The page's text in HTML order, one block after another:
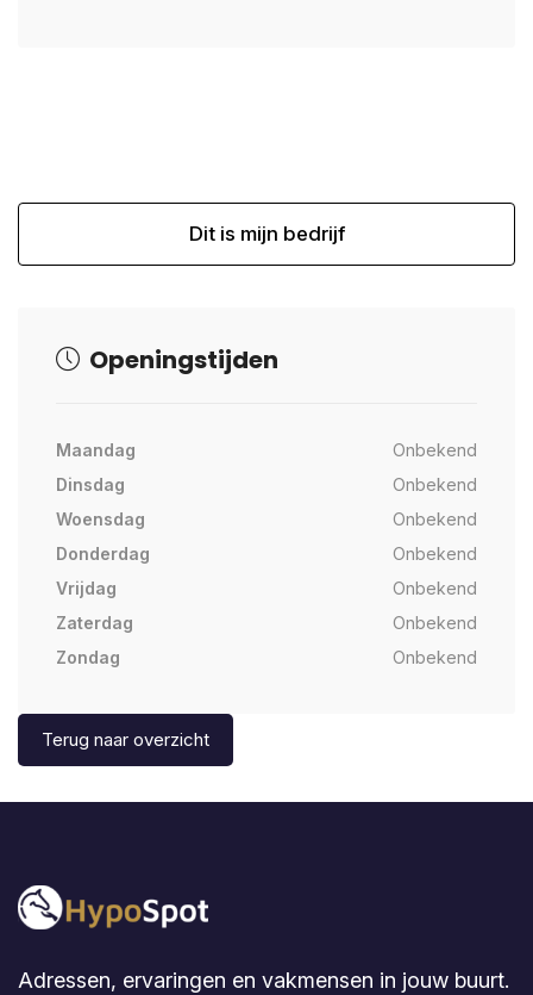
Dit is mijn bedrijf
Openingstijden
Maandag
Onbekend
Dinsdag
Onbekend
Woensdag
Onbekend
Donderdag
Onbekend
Vrijdag
Onbekend
Zaterdag
Onbekend
Zondag
Onbekend
Terug naar overzicht
Adressen, ervaringen en vakmensen in jouw buurt.